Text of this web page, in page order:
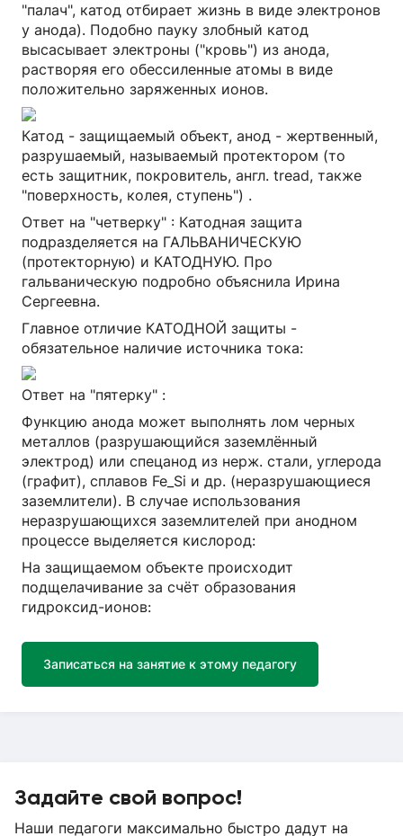
"палач", катод отбирает жизнь в виде электронов
у анода). Подобно пауку злобный катод
высасывает электроны ("кровь") из анода,
растворяя его обессиленные атомы в виде
положительно заряженных ионов.
Катод - защищаемый объект, анод - жертвенный,
разрушаемый, называемый протектором (то
есть защитник, покровитель, англ. tread, также
"поверхность, колея, ступень") .
Ответ на "четверку" : Катодная защита
подразделяется на ГАЛЬВАНИЧЕСКУЮ
(протекторную) и КАТОДНУЮ. Про
гальваническую подробно объяснила Ирина
Сергеевна.
Главное отличие КАТОДНОЙ защиты -
обязательное наличие источника тока:
Ответ на "пятерку" :
Функцию анода может выполнять лом черных
металлов (разрушающийся заземлённый
электрод) или спецанод из нерж. стали, углерода
(графит), сплавов Fe_Si и др. (неразрушающиеся
заземлители). В случае использования
неразрушающихся заземлителей при анодном
процессе выделяется кислород:
На защищаемом объекте происходит
подщелачивание за счёт образования
гидроксид-ионов:
Записаться на занятие к этому педагогу
Задайте свой вопрос!
Наши педагоги максимально быстро дадут на